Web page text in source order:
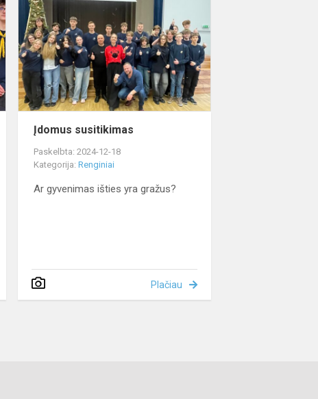
Įdomus susitikimas
Paskelbta: 2024-12-18
Kategorija:Renginiai
Ar gyvenimas išties yra gražus?
Plačiau